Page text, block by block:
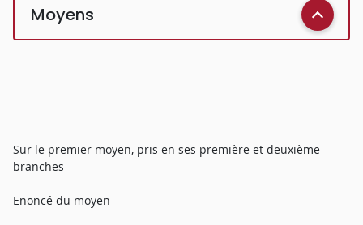
Moyens
Sur le premier moyen, pris en ses première et deuxième
branches
Enoncé du moyen